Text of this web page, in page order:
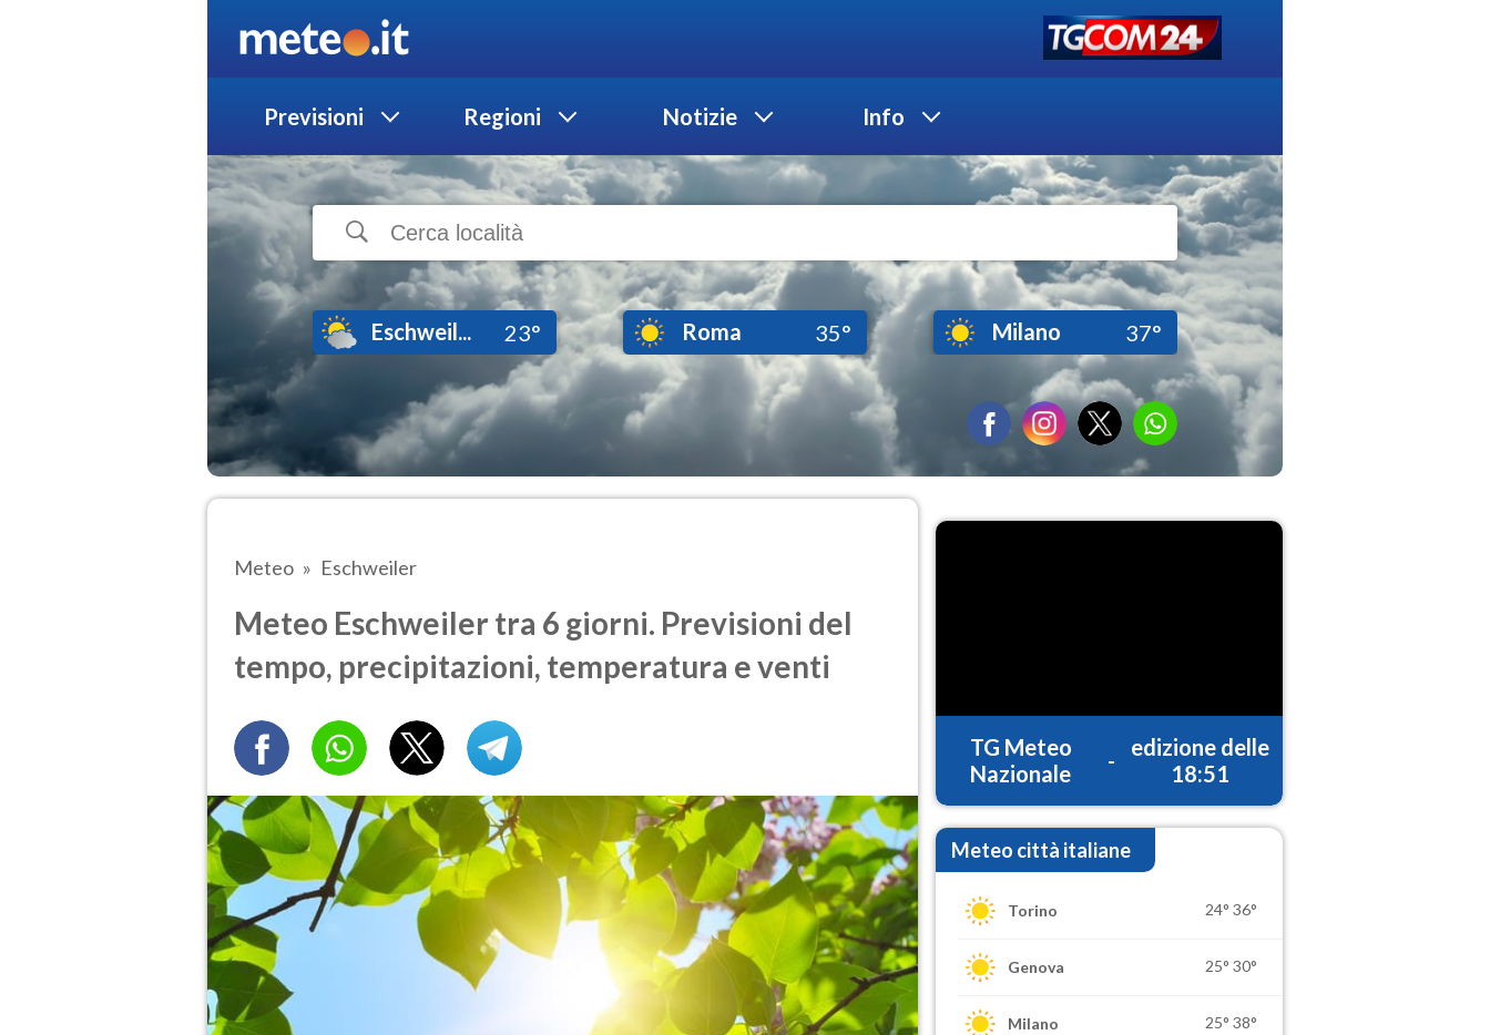
Previsioni Regioni Notizie Info
Eschweil... 23° Roma 35° Milano 37°
Meteo Eschweiler
Meteo Eschweiler tra 6 giorni. Previsioni del
tempo, precipitazioni, temperatura e venti
TG Meteo
Nazionale
-
edizione delle
18:51
Meteo città italiane
Torino 24° 36°
Genova 25° 30°
Milano 25° 38°